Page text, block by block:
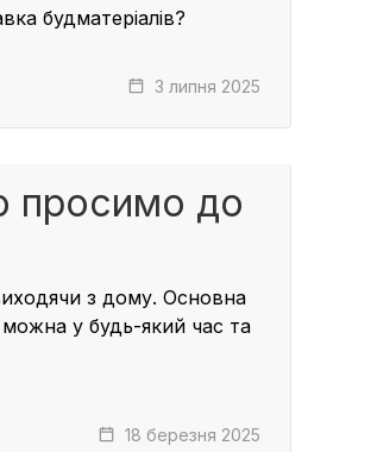
будматеріалів?
3 липня 2025
просимо до
з дому. Основна
можна у будь-який час та
18 березня 2025